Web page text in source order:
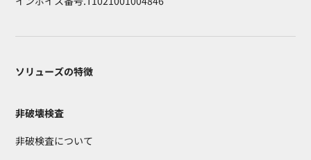
ソリューズの特徴
非破壊検査
非破検査について